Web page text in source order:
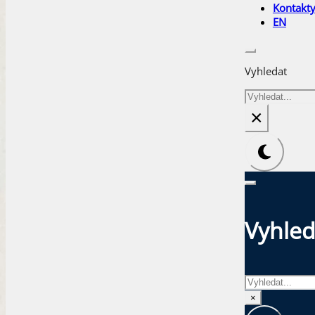
Kontakty
EN
Vyhledat
Hledat
×
Hledat
×